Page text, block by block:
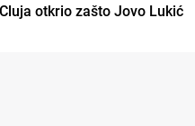
otkrio zašto Jovo Lukić